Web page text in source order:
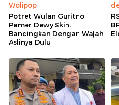
Wolipop
Potret Wulan Guritno
Pamer Dewy Skin,
Bandingkan Dengan Wajah
Aslinya Dulu